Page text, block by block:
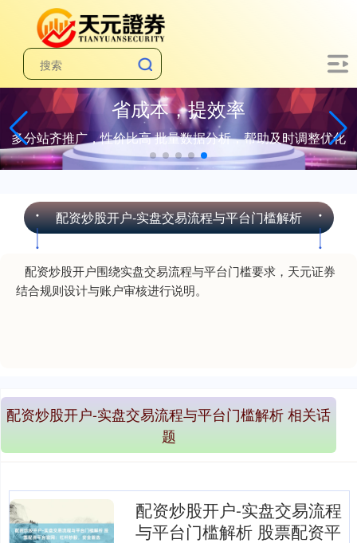
省成本，提效率
多分站齐推广，性价比高 批量数据分析，帮助及时调整优化
配资炒股开户-实盘交易流程与平台门槛解析
配资炒股开户围绕实盘交易流程与平台门槛要求，天元证券
结合规则设计与账户审核进行说明。
配资炒股开户-实盘交易流程与平台门槛解析 相关话
题
配资炒股开户-实盘交易流程
与平台门槛解析 股票配资平